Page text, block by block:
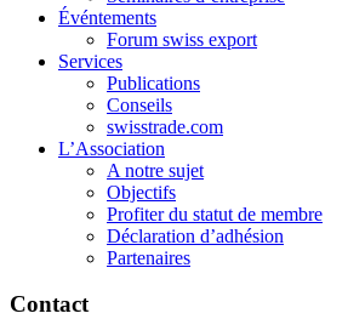
Événtements
Forum swiss export
Services
Publications
Conseils
swisstrade.com
L’Association
A notre sujet
Objectifs
Profiter du statut de membre
Déclaration d’adhésion
Partenaires
Contact